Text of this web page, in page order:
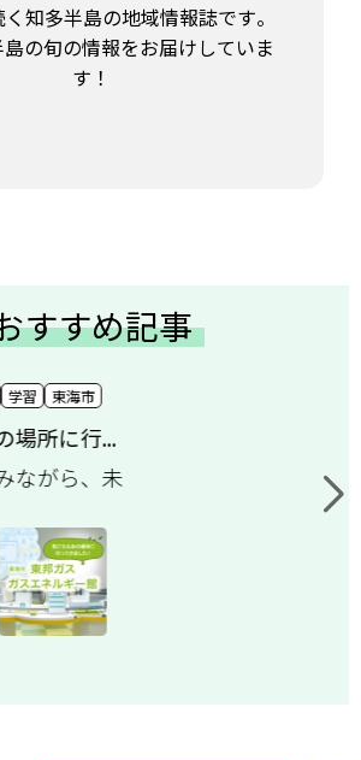
知多半島の地域情報誌です。
の旬の情報をお届けしていま
す！
すすめ記事
場所に行...
ながら、未
学習 東海市